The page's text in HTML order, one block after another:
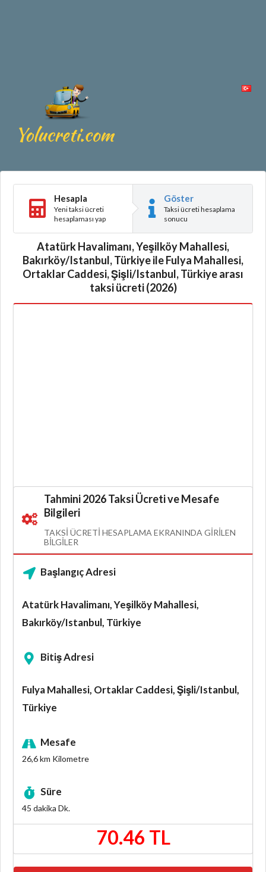
Hesapla
Yeni taksi ücreti
hesaplaması yap
Göster
Taksi ücreti hesaplama
sonucu
Atatürk Havalimanı, Yeşilköy Mahallesi,
Bakırköy/Istanbul, Türkiye ile Fulya Mahallesi,
Ortaklar Caddesi, Şişli/Istanbul, Türkiye arası
taksi ücreti (2026)
Tahmini 2026 Taksi Ücreti ve Mesafe
Bilgileri
TAKSI ÜCRETI HESAPLAMA EKRANINDA GIRILEN
BILGILER
Başlangıç Adresi
Atatürk Havalimanı, Yeşilköy Mahallesi,
Bakırköy/Istanbul, Türkiye
Bitiş Adresi
Fulya Mahallesi, Ortaklar Caddesi, Şişli/Istanbul,
Türkiye
Mesafe
26,6 km Kilometre
Süre
45 dakika Dk.
70.46 TL